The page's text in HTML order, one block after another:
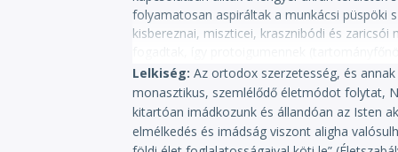
folyamatosan aspiráltak a munkácsi püspöki
kisbereznai, miszticei, krasznibódi és
és továbbra is a munkácsi monostorban
felügyeletéről, sem a munkácsi monostor
a protoigumen szerepét csökkentsék. A vitát
hagynia a monostort, és Munkács
püspök vonakodott teljesíteni, 1766-ban
Lelkiség Az ortodox szerzetesség, és
monasztikus, szemlélődő életmódot folytat,
kitartóan imádkozunk és állandóan az Isten
elmélkedés és imádság viszont aligha